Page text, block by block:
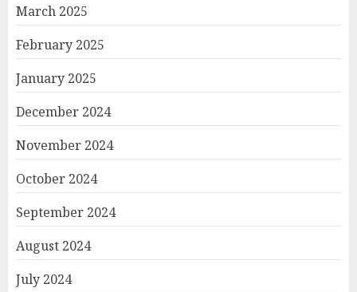
March 2025
February 2025
January 2025
December 2024
November 2024
October 2024
September 2024
August 2024
July 2024